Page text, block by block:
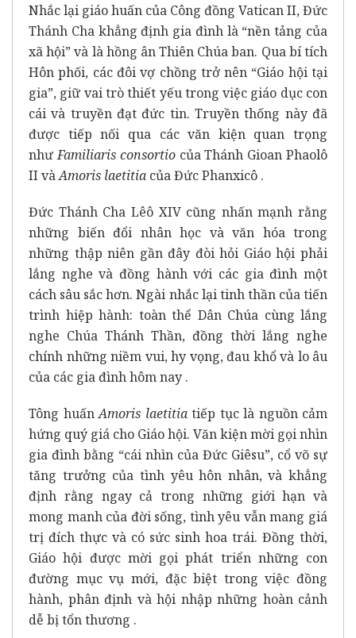
Nhắc lại giáo huấn của Công đồng Vatican II, Đức
Thánh Cha khẳng định gia đình là “nền tảng của
xã hội” và là hồng ân Thiên Chúa ban. Qua bí tích
Hôn phối, các đôi vợ chồng trở nên “Giáo hội tại
gia”, giữ vai trò thiết yếu trong việc giáo dục con
cái và truyền đạt đức tin. Truyền thống này đã
được tiếp nối qua các văn kiện quan trọng
nhưFamiliaris consortiocủa Thánh Gioan Phaolô
II vàAmoris laetitia của Đức Phanxicô .
Đức Thánh Cha Lêô XIV cũng nhấn mạnh rằng
những biến đổi nhân học và văn hóa trong
những thập niên gần đây đòi hỏi Giáo hội phải
lắng nghe và đồng hành với các gia đình một
cách sâu sắc hơn. Ngài nhắc lại tinh thần của tiến
trình hiệp hành: toàn thể Dân Chúa cùng lắng
nghe Chúa Thánh Thần, đồng thời lắng nghe
chính những niềm vui, hy vọng, đau khổ và lo âu
của các gia đình hôm nay .
Tông huấnAmoris laetitiatiếp tục là nguồn cảm
hứng quý giá cho Giáo hội. Văn kiện mời gọi nhìn
gia đình bằng “cái nhìn của Đức Giêsu”, cổ võ sự
tăng trưởng của tình yêu hôn nhân, và khẳng
định rằng ngay cả trong những giới hạn và
mong manh của đời sống, tình yêu vẫn mang giá
trị đích thực và có sức sinh hoa trái. Đồng thời,
Giáo hội được mời gọi phát triển những con
đường mục vụ mới, đặc biệt trong việc đồng
hành, phân định và hội nhập những hoàn cảnh
dễ bị tổn thương .